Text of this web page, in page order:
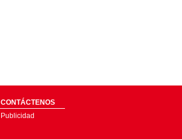
CONTÁCTENOS
Publicidad